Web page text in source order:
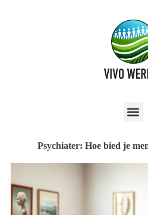
Psychiater: Hoe bied je